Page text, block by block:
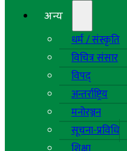
अन्य
धर्म / संस्कृति
विचित्र संसार
विपद्
अन्तर्राष्ट्रिय
मनोरञ्जन
सूचना-प्रविधि